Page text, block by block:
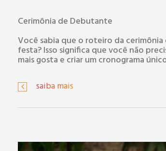
Cerimônia de Debutante
Você sabia que o roteiro da
festa? Isso significa que você não
mais gosta e criar um cronograma
saiba mais